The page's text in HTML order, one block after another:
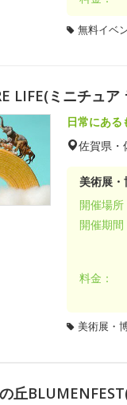
無料イベ
LIFE(ミニチュア
日常にあ
佐賀県・
美術展
開催場所
開催期間
料金：
美術展・
丘